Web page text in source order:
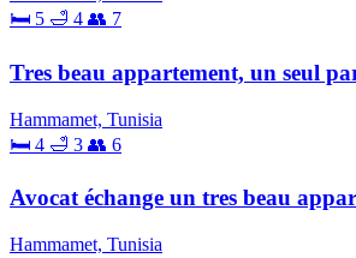
🛏 5 🛁 4 👥 7
Tres beau appartement, un seul
Hammamet, Tunisia
🛏 4 🛁 3 👥 6
Avocat échange un tres beau
Hammamet, Tunisia